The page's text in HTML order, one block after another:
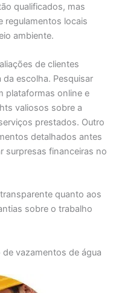
qualificados, mas
regulamentos locais
ambiente.
de clientes
escolha. Pesquisar
plataformas online e
valiosos sobre a
prestados. Outro
detalhados antes
surpresas financeiras no
quanto aos
sobre o trabalho
vazamentos de água